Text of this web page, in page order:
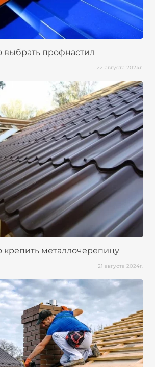
выбрать профнастил
22 августа 2024г.
крепить металлочерепицу
21 августа 2024г.